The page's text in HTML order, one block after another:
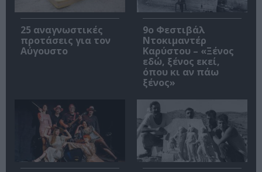
25 αναγνωστικές
προτάσεις για τον
Αύγουστο
9ο Φεστιβάλ
Ντοκιμαντέρ
Καρύστου – «Ξένος
εδώ, ξένος εκεί,
όπου κι αν πάω
ξένος»